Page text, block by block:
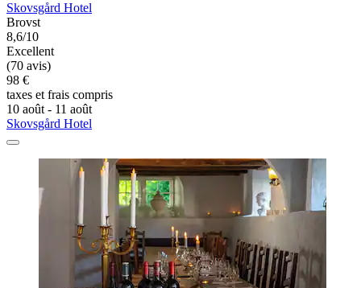
Skovsgård Hotel
Brovst
8,6/10
Excellent
(70 avis)
98 €
taxes et frais compris
10 août - 11 août
Skovsgård Hotel